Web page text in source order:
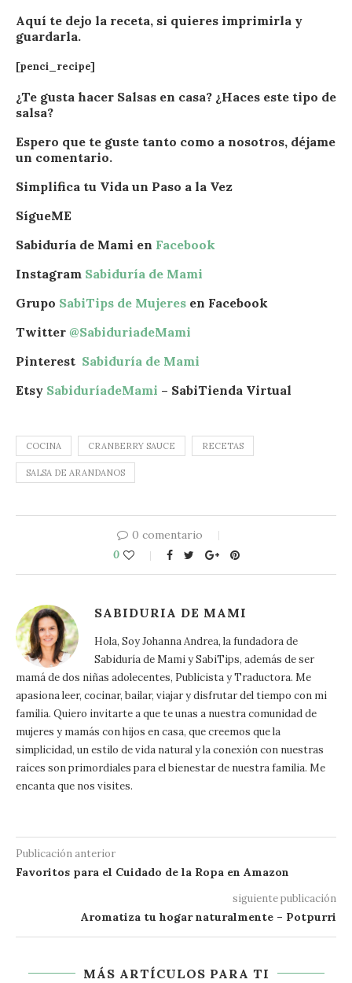
Aquí te dejo la receta, si quieres imprimirla y
guardarla.
[penci_recipe]
¿Te gusta hacer Salsas en casa? ¿Haces este tipo de
salsa?
Espero que te guste tanto como a nosotros, déjame
un comentario.
Simplifica tu Vida un Paso a la Vez
SígueME
Sabiduría de Mami en Facebook
Instagram Sabiduría de Mami
Grupo SabiTips de Mujeres en Facebook
Twitter @SabiduriadeMami
Pinterest Sabiduría de Mami
Etsy SabiduríadeMami – SabiTienda Virtual
COCINA CRANBERRY SAUCE RECETAS
SALSA DE ARANDANOS
0 comentario
0
SABIDURIA DE MAMI
Hola, Soy Johanna Andrea, la fundadora de
Sabiduría de Mami y SabiTips, además de ser
mamá de dos niñas adolecentes, Publicista y Traductora. Me
apasiona leer, cocinar, bailar, viajar y disfrutar del tiempo con mi
familia. Quiero invitarte a que te unas a nuestra comunidad de
mujeres y mamás con hijos en casa, que creemos que la
simplicidad, un estilo de vida natural y la conexión con nuestras
raíces son primordiales para el bienestar de nuestra familia. Me
encanta que nos visites.
Publicación anterior
Favoritos para el Cuidado de la Ropa en Amazon
siguiente publicación
Aromatiza tu hogar naturalmente – Potpurri
MÁS ARTÍCULOS PARA TI